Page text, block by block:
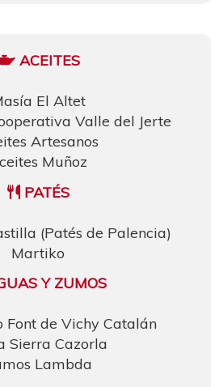
ACEITES
El Altet
Valle del Jerte
Artesanos
Muñoz
PATÉS
(Patés de Palencia)
Martiko
Y ZUMOS
Font de Vichy Catalán
Sierra Cazorla
Lambda